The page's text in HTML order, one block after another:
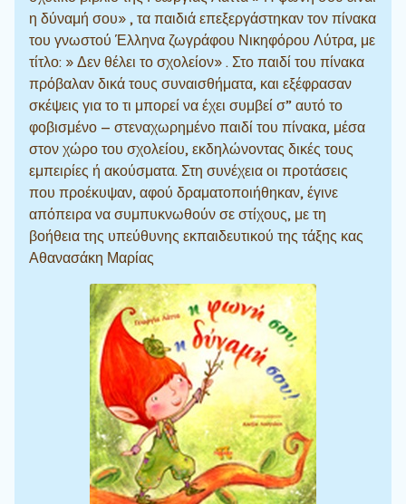
η δύναμή σου» , τα παιδιά επεξεργάστηκαν τον πίνακα
του γνωστού Έλληνα ζωγράφου Νικηφόρου Λύτρα, με
τίτλο: » Δεν θέλει το σχολείον» . Στο παιδί του πίνακα
πρόβαλαν δικά τους συναισθήματα, και εξέφρασαν
σκέψεις για το τι μπορεί να έχει συμβεί σ” αυτό το
φοβισμένο – στεναχωρημένο παιδί του πίνακα, μέσα
στον χώρο του σχολείου, εκδηλώνοντας δικές τους
εμπειρίες ή ακούσματα. Στη συνέχεια οι προτάσεις
που προέκυψαν, αφού δραματοποιήθηκαν, έγινε
απόπειρα να συμπυκνωθούν σε στίχους, με τη
βοήθεια της υπεύθυνης εκπαιδευτικού της τάξης κας
Αθανασάκη Μαρίας